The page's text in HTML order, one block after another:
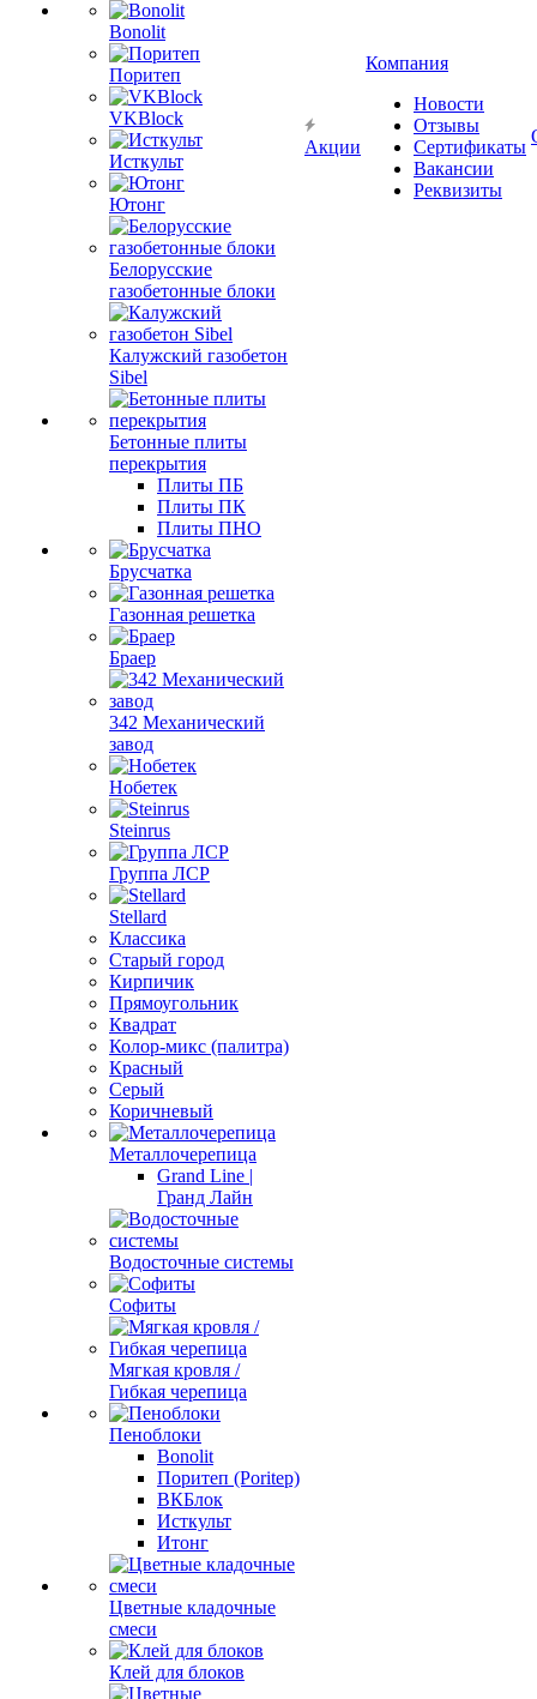
Bonolit
Поритеп
VKBlock
Исткульт
Ютонг
Белорусские
газобетонные блоки
Калужский газобетон
Sibel
Бетонные плиты
перекрытия
Плиты ПБ
Плиты ПК
Плиты ПНО
Брусчатка
Газонная решетка
Браер
342 Механический
завод
Нобетек
Steinrus
Группа ЛСР
Stellard
Классика
Старый город
Кирпичик
Прямоугольник
Квадрат
Колор-микс (палитра)
Красный
Серый
Коричневый
Металлочерепица
Grand Line |
Гранд Лайн
Водосточные системы
Софиты
Мягкая кровля /
Гибкая черепица
Пеноблоки
Bonolit
Поритеп (Poritep)
ВКБлок
Исткульт
Итонг
Цветные кладочные
смеси
Клей для блоков
Акции
Компания
Новости
Отзывы
Сертификаты
Вакансии
Реквизиты